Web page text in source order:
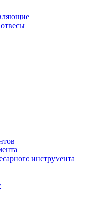
инструмента